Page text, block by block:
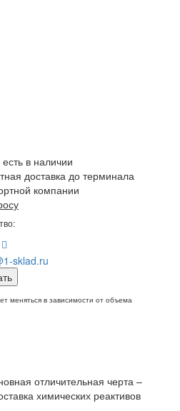
есть в наличии
доставка до терминала
компании
sklad.ru
меняться в зависимости от объема
отличительная черта –
химических реактивов